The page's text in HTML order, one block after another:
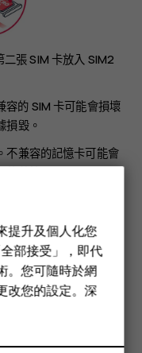
張 SIM 卡放入 SIM2
的 SIM 卡可能會損壞
損毀。
不兼容的記憶卡可能會
數據。
用 2 張 SIM 卡，請參
個 IMEI 代碼，即您擁
取出記憶卡。這樣可
壞儲存於卡內的數
提升及個人化您
部接受」，即代
。您可隨時於網
改您的設定。深